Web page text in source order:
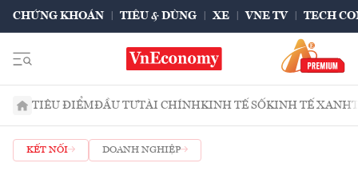
CHỨNG KHOÁN TIÊU & DÙNG XE VNE TV TECH
TIÊU ĐIỂMĐẦU TƯTÀI CHÍNHKINH TẾ SỐKINH TẾ XANH
KẾT NỐI DOANH NGHIỆP